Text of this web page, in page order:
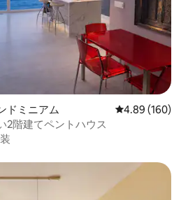
ドミニアム レビュー160
4.89 (160)
2階建てペントハウス
す。